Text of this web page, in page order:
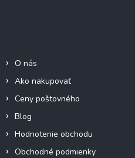
O nás
Ako nakupovať
Ceny poštovného
Blog
Hodnotenie obchodu
Obchodné podmienky